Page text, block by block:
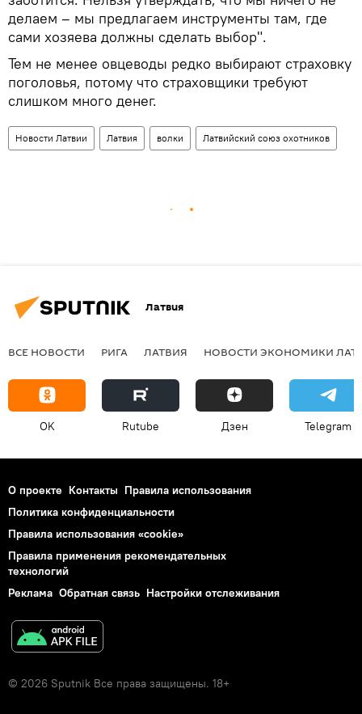
делаем – мы предлагаем инструменты там, где
сами хозяева должны сделать выбор".
Тем не менее овцеводы редко выбирают страховку
поголовья, потому что страховщики требуют
слишком много денег.
Новости Латвии Латвия волки Латвийский союз охотников
Латвия
ВСЕ НОВОСТИ РИГА ЛАТВИЯ НОВОСТИ ЭКОНОМИКИ
OK Rutube Дзен Telegram
О проекте Контакты Правила использования
Политика конфиденциальности
Правила использования «cookie»
Правила применения рекомендательных
технологий
Реклама Обратная связь Настройки отслеживания
© 2026 Sputnik Все права защищены. 18+